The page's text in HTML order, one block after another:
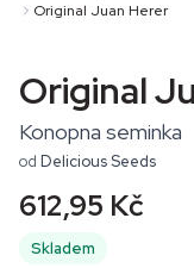
Original Juan Herer
Original
Konopna seminka
od Delicious Seeds
612,95 Kč
Skladem